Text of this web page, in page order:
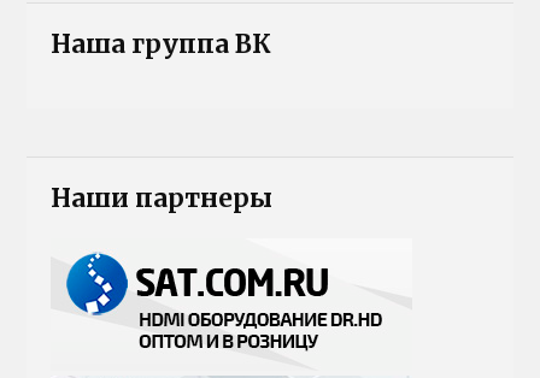
Наша группа ВК
Наши партнеры